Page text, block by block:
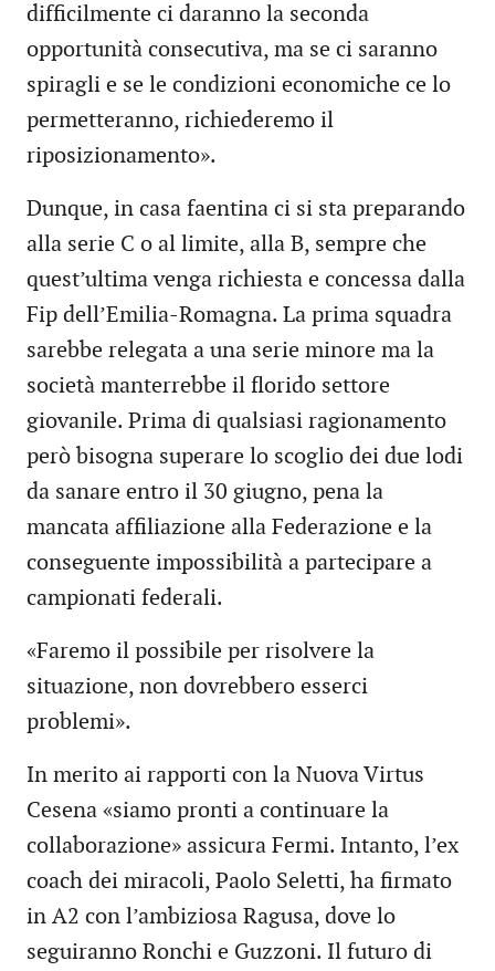
difficilmente ci daranno la seconda
opportunità consecutiva, ma se ci saranno
spiragli e se le condizioni economiche ce lo
permetteranno, richiederemo il
riposizionamento».
Dunque, in casa faentina ci si sta preparando
alla serie C o al limite, alla B, sempre che
quest’ultima venga richiesta e concessa dalla
Fip dell’Emilia-Romagna. La prima squadra
sarebbe relegata a una serie minore ma la
società manterrebbe il florido settore
giovanile. Prima di qualsiasi ragionamento
però bisogna superare lo scoglio dei due lodi
da sanare entro il 30 giugno, pena la
mancata affiliazione alla Federazione e la
conseguente impossibilità a partecipare a
campionati federali.
«Faremo il possibile per risolvere la
situazione, non dovrebbero esserci
problemi».
In merito ai rapporti con la Nuova Virtus
Cesena «siamo pronti a continuare la
collaborazione» assicura Fermi. Intanto, l’ex
coach dei miracoli, Paolo Seletti, ha firmato
in A2 con l’ambiziosa Ragusa, dove lo
seguiranno Ronchi e Guzzoni. Il futuro di